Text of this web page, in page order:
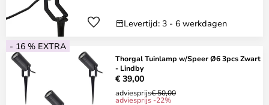
Levertijd: 3 - 6 werkdagen
- 16 % EXTRA
Thorgal Tuinlamp w/Speer Ø6 3pcs Zwart
- Lindby
€ 39,00
adviesprijs€ 50,00
adviesprijs -22%